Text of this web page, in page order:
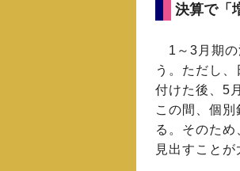
決算で「
1～3月期の
う。ただし
付けた後、5
この間、個別
る。そのため
見出すことが